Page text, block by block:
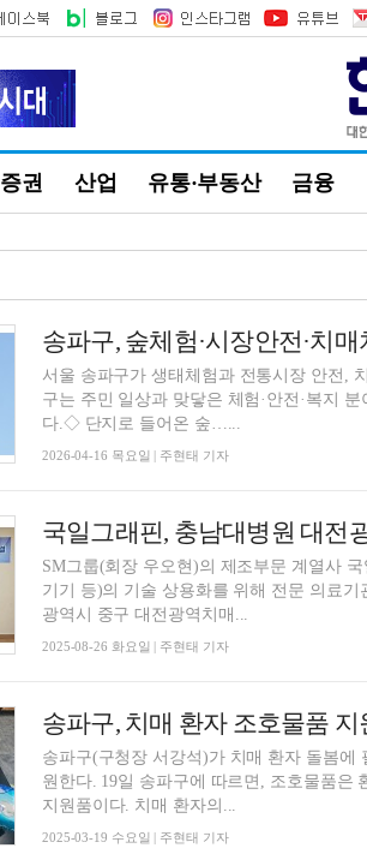
증권 산업 유통·부동산 금융
서울 송파구가 생태체험과 전통시장 안전,
구는 주민 일상과 맞닿은 체험·안전·복지
다.◇ 단지로 들어온 숲…...
2026-04-16 목요일 | 주현태 기자
SM그룹(회장 우오현)의 제조부문 계열사
기기 등)의 기술 상용화를 위해 전문 의료기관과 손을 맞잡았다.
광역시 중구 대전광역치매...
2025-08-26 화요일 | 주현태 기자
송파구, 치매 환자 조호물품
송파구(구청장 서강석)가 치매 환자 돌봄에
원한다. 19일 송파구에 따르면, 조호물품은 환자나 노약자의 일상생활을 돕기 위해 제공하는
지원품이다. 치매 환자의...
2025-03-19 수요일 | 주현태 기자